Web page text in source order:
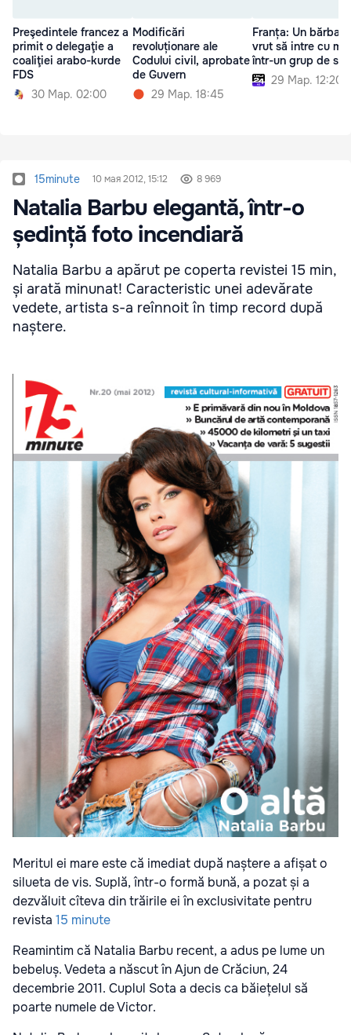
Preşedintele francez a
primit o delegaţie a
coaliţiei arabo-kurde
FDS
30 Мар. 02:00
Modificări
revoluționare ale
Codului civil, aprobate
de Guvern
29 Мар. 18:45
Franța: Un bărbat
vrut să intre cu
într-un grup de
29 Мар. 12:20
15minute 10 мая 2012, 15:12 8 969
Natalia Barbu elegantă, într-o
ședință foto incendiară
Natalia Barbu a apărut pe coperta revistei 15 min,
și arată minunat! Caracteristic unei adevărate
vedete, artista s-a reînnoit în timp record după
naștere.
Meritul ei mare este că imediat după naștere a afișat o
silueta de vis. Suplă, într-o formă bună, a pozat și a
dezvăluit cîteva din trăirile ei în exclusivitate pentru
revista 15 minute
Reamintim că Natalia Barbu recent, a adus pe lume un
bebeluș. Vedeta a născut în Ajun de Crăciun, 24
decembrie 2011. Cuplul Sota a decis ca băiețelul să
poarte numele de Victor.